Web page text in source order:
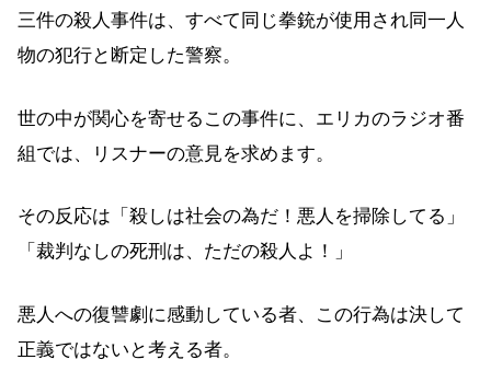
三件の殺人事件は、すべて同じ拳銃が使用され同一人
物の犯行と断定した警察。
世の中が関心を寄せるこの事件に、エリカのラジオ番
組では、リスナーの意見を求めます。
その反応は「殺しは社会の為だ！悪人を掃除してる」
「裁判なしの死刑は、ただの殺人よ！」
悪人への復讐劇に感動している者、この行為は決して
正義ではないと考える者。